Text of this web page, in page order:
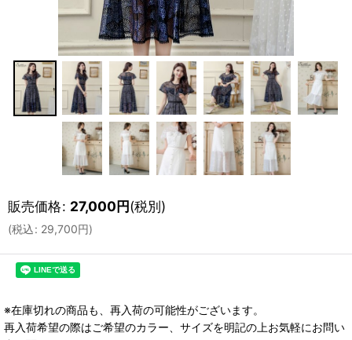
販売価格: 27,000円(税別)
(税込: 29,700円)
※在庫切れの商品も、再入荷の可能性がございます。
再入荷希望の際はご希望のカラー、サイズを明記の上お気軽にお問い